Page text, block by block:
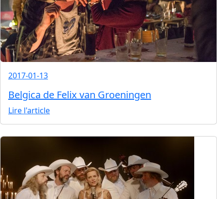
2017-01-13
Belgica de Felix van Groeningen
Lire l'article